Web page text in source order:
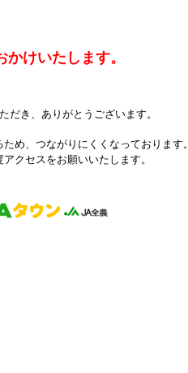
かけいたします。
だき、ありがとうございます。
め、つながりにくくなっております。
クセスをお願いいたします。